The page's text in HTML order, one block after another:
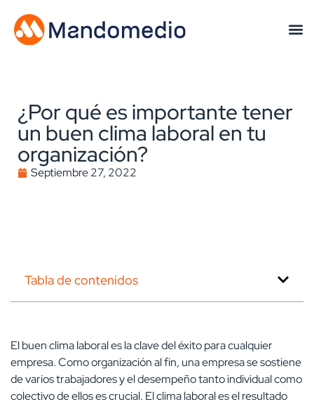
¿Por qué es importante tener
un buen clima laboral en tu
organización?
Septiembre 27, 2022
Tabla de contenidos
El buen clima laboral es la clave del éxito para cualquier
empresa. Como organización al fin, una empresa se sostiene
de varios trabajadores y el desempeño tanto individual como
colectivo de ellos es crucial. El clima laboral es el resultado